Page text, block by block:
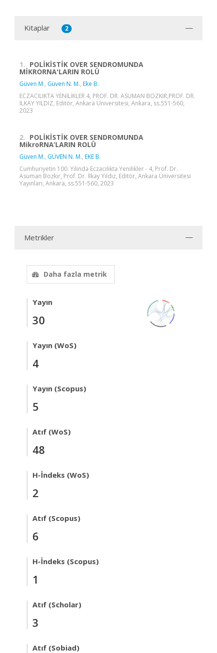
Kitaplar 2
1. POLİKİSTİK OVER SENDROMUNDA
MİKRORNA'LARIN ROLÜ
Güven M., Güven N. M., Eke B.
ECZACILIKTA YENİLİKLER 4, PROF. DR. ASUMAN BOZKIR,PROF. DR.
İLKAY YILDIZ, Editör, Ankara Üniversitesi, Ankara, ss.551-560,
2023
2. POLİKİSTİK OVER SENDROMUNDA
MikroRNA’LARIN ROLÜ
Güven M., GÜVEN N. M., EKE B.
Cumhuriyetin 100. Yılında Eczacılıkta Yenilikler - 4, Prof. Dr.
Asuman Bozkır, Prof. Dr. İlkay Yıldız, Editör, Ankara Üniversitesi
Yayınları, Ankara, ss.551-560, 2023
Metrikler
Daha fazla metrik
Yayın
30
Yayın (WoS)
4
Yayın (Scopus)
5
Atıf (WoS)
48
H-İndeks (WoS)
2
Atıf (Scopus)
6
H-İndeks (Scopus)
1
Atıf (Scholar)
3
Atıf (Sobiad)